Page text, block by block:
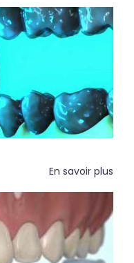
En savoir plus